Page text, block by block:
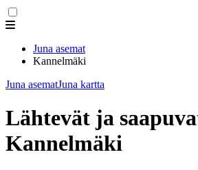
Juna asemat
Kannelmäki
Juna asematJuna kartta
Lähtevät ja
Kannelmäki